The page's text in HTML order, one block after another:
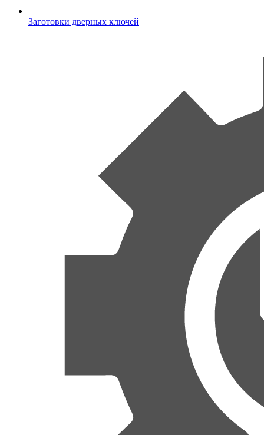
Заготовки дверных ключей